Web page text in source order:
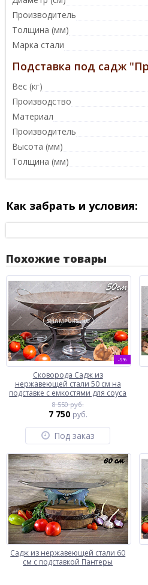
Производитель
Толщина (мм)
Марка стали
Подставка под садж
Вес (кг)
Производство
Материал
Производитель
Высота (мм)
Толщина (мм)
Как забрать и условия:
Похожие товары
-9%
Сковорода Садж из
нержавеющей стали 50 см на
подставке с емкостями для соуса
8 550 руб.
7 750 руб.
Под заказ
Садж из нержавеющей стали 60
см с подставкой Пантеры